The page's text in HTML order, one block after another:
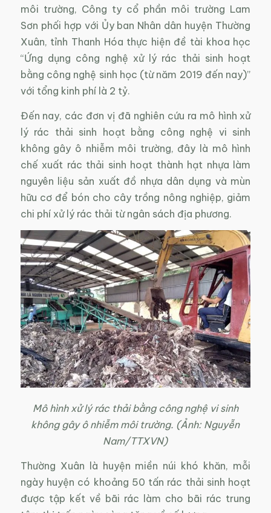
môi trường, Công ty cổ phần môi trường Lam
Sơn phối hợp với Ủy ban Nhân dân huyện Thường
Xuân, tỉnh Thanh Hóa thực hiện đề tài khoa học
“Ứng dụng công nghệ xử lý rác thải sinh hoạt
bằng công nghệ sinh học (từ năm 2019 đến nay)”
với tổng kinh phí là 2 tỷ.
Đến nay, các đơn vị đã nghiên cứu ra mô hình xử
lý rác thải sinh hoạt bằng công nghệ vi sinh
không gây ô nhiễm môi trường, đây là mô hình
chế xuất rác thải sinh hoạt thành hạt nhựa làm
nguyên liệu sản xuất đồ nhựa dân dụng và mùn
hữu cơ để bón cho cây trồng nông nghiệp, giảm
chi phí xử lý rác thải từ ngân sách địa phương.
Mô hình xử lý rác thải bằng công nghệ vi sinh
không gây ô nhiễm môi trường. (Ảnh: Nguyễn
Nam/TTXVN)
Thường Xuân là huyện miền núi khó khăn, mỗi
ngày huyện có khoảng 50 tấn rác thải sinh hoạt
được tập kết về bãi rác làm cho bãi rác trung